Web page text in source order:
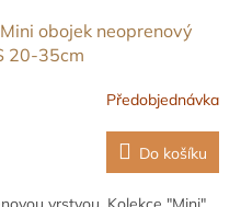
obojek neoprenový
20-35cm
Předobjednávka
Do košíku